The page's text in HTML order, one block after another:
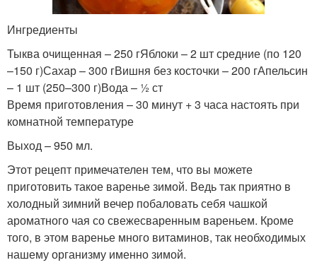
Ингредиенты
Тыква очищенная – 250 гЯблоки – 2 шт средние (по 120
–150 г)Сахар – 300 гВишня без косточки – 200 гАпельсин
– 1 шт (250–300 г)Вода – ½ ст
Время приготовления – 30 минут + 3 часа настоять при
комнатной температуре
Выход – 950 мл.
Этот рецепт примечателен тем, что вы можете
приготовить такое варенье зимой. Ведь так приятно в
холодный зимний вечер побаловать себя чашкой
ароматного чая со свежесваренным вареньем. Кроме
того, в этом варенье много витаминов, так необходимых
нашему организму именно зимой.